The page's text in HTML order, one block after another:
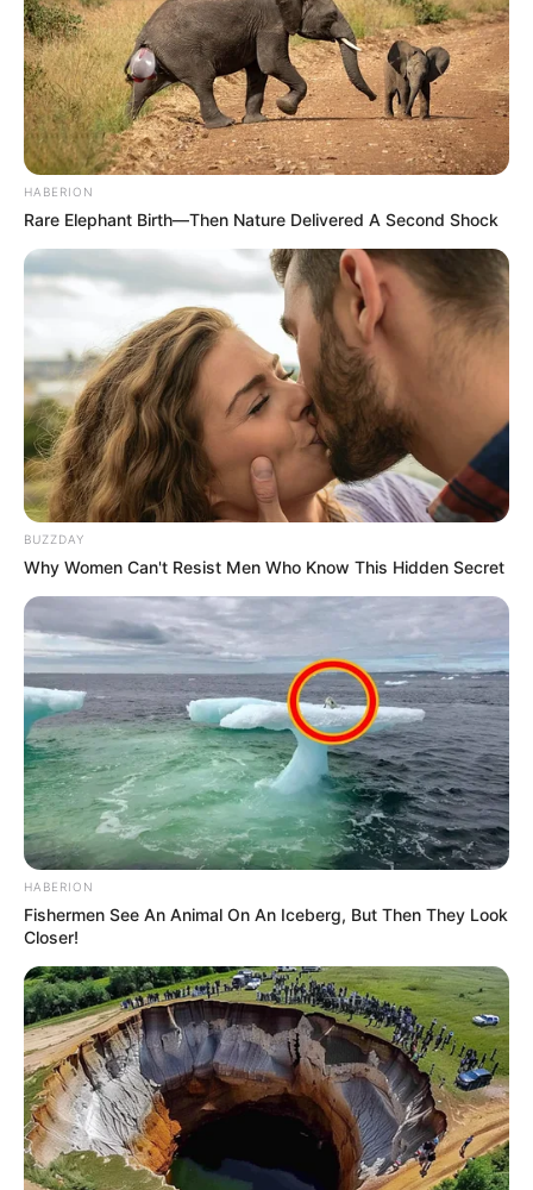
Zirkustag in der Zirkusscheune erleben - Die
Zirkusscheune versteht sich als kreativer Ort im
Kindereventbereich. Lebhaft unterrichten wir in
Kursen, gestalten Camps, Ferienspiele,
Kindergeburtstage und Feiern. Wir bieten unsere
langjährige Erfahrung auch außerhalb der
Zirkusscheune auf Events wie Stadtfesten,
Firmenfeiern, Betriebsfeiern und privaten
Veranstaltungen an. Beim unseren Workshops gibt
es Akrobatik, Jonglage, Pantomime und natürlich
ganz viele tolle Spiele. Informationen unterwww.zirk
usscheune.de/kindergeburtstage/ . Eingetragen von
Zirkusscheune.
Bumerangs, Raketen, Spielzeugwaffen, Türschilder,
etc. basteln - Tolle anspruchsvolle kreative
Bastelaktionen mit viel Spaß und Action für Kinder
ab ca. 7 Jahren. Wir kommen zu Ihnen nach Hause
oder Sie kommen zu uns nach Staufenberg. Wir
bauen mit den Kindern je nach Wahl Bumerangs,
Raketen, Spielzeugwaffen, Türschilder,
Holzmosaike, Schmuckbäume, etc. und testen
natürlich alles auf Funktionalität. Jedes Kind kann
seine gebauten Teile als schöne Erinnerung mit
nach Hause nehmen. Dauer der Angebote ca. 2
Stunden. Alle weiteren Infos auf unserer Webseite
www.kuhara.de oder telefonisch 06406-909789.
Informationen unterwww.kuhara.de/. Eingetragen
von KUHARA - Axel Lührmann.
Helmscheid - Feiern Sie Kindergeburtstag bei uns
Hand nuckeln, dürfen große Kühe streicheln, putzen
oder füttern. Beim Handmelken stellen sie erstaunt
fest, dass die Milch ja warm ist, wenn sie aus dem
Euter kommt. Außerdem lernen sie bei uns auf dem
Hof ein ganz besonderes Karussell kennen.... In
unserem gemütlichen Kuhstall-Café gibt es
anschließend Kakao und leckere Muffins, und dabei
kann man die Kühe im Stall und beim Melken
HABERION
Rare Elephant Birth—Then Nature Delivered A Second Shock
BUZZDAY
Why Women Can't Resist Men Who Know This Hidden Secret
HABERION
Fishermen See An Animal On An Iceberg, But Then They Look
Closer!